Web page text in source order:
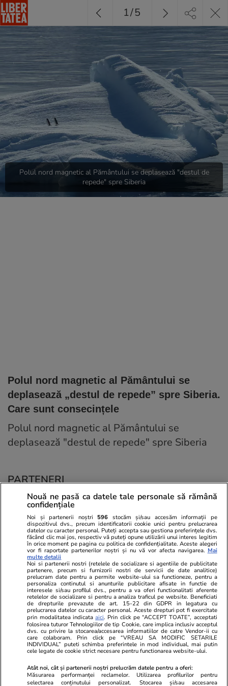
Polul nord magnetic al Pământului se deplasează "destul de
repede" spre Siberia
Polul nord magnetic al Pământului se
deplasează „destul de repede” spre Siberia.
Care sunt consecințele
Polul nord magnetic al Pământului se
deplasează "destul de repede" spre Siberia
1/5
PARTENERI
Viva.ro
"Nici acum nu îi știu bine. Nu îi știu familia".
A tăcut luni întregi, dar acum Gina Matache a
spus adevărul despre relația cu ginerele ei,
Radu Siffr...
Unica.ro
Nu și ei! S-au
căsnicie! Cei doi
secret. Nimeni
motiv al
Nouă ne pasă ca datele tale personale să rămână
confidențiale
Noi și partenerii noștri 596 stocăm și/sau accesăm informații pe
dispozitivul dvs., precum identificatorii cookie unici pentru prelucrarea
datelor cu caracter personal. Puteți accepta sau gestiona preferințele dvs.
făcând clic mai jos, respectiv vă puteți opune utilizării unui interes legitim
în orice moment pe pagina cu politica de confidențialitate. Aceste alegeri
vor fi raportate partenerilor noștri și nu vă vor afecta navigarea. Mai
multe detalii
Noi si partenerii nostri (retelele de socializare si agentiile de publicitate
partenere, precum si furnizorii nostri de servicii de date analitice)
prelucram date pentru a permite website-ului sa functioneze, pentru a
personaliza continutul si anunturile publicitare afisate in functie de
interesele si/sau profilul dvs., pentru a va oferi functionalitati aferente
retelelor de socializare si pentru a analiza traficul pe website. Beneficiati
de drepturile prevazute de art. 15-22 din GDPR in legatura cu
prelucrarea datelor cu caracter personal. Aceste drepturi pot fi exercitate
prin modalitatea indicataaici. Prin click pe “ACCEPT TOATE”, acceptati
folosirea tuturor Tehnologiilor de tip Cookie, care implica inclusiv acceptul
dvs. cu privire la stocarea/accesarea informatiilor de catre Vendor-ii cu
care colaboram. Prin click pe “VREAU SA MODIFIC SETARILE
INDIVIDUAL” puteti schimba preferintele in mod individual, mai putin
cele legate de cookie strict necesare pentru functionarea website-ului.
Atât noi, cât și partenerii noștri prelucrăm datele pentru a oferi:
Măsurarea performanței reclamelor. Utilizarea profilurilor pentru
selectarea conținutului personalizat. Stocarea și/sau accesarea